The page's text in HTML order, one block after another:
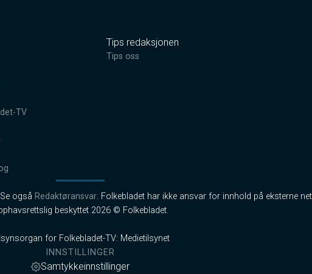
TV
Tips redaksjonen
Tips oss
også Redaktøransvar. Folkebladet har ikke ansvar for innhold på eksterne
beskyttet 2026 © Folkebladet.
for Folkebladet-TV: Medietilsynet
INNSTILLINGER
Samtykkeinnstillinger